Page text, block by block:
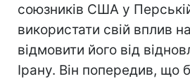
союзників США у
використати свій вплив
відмовити його від
Ірану. Він попередив, що